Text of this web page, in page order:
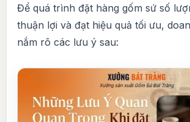
Để quá trình đặt hàng gốm sứ số
thuận lợi và đạt hiệu quả tối ưu,
nắm rõ các lưu ý sau: